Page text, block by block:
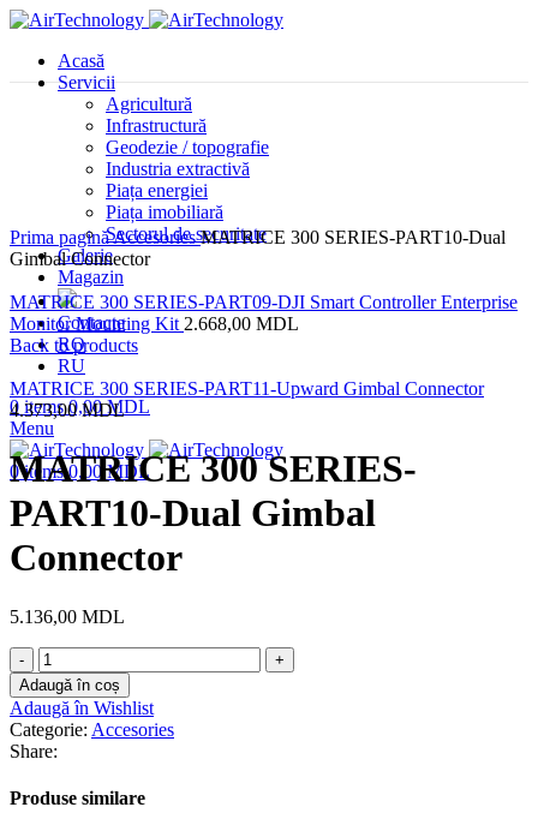
Acasă
Servicii
Agricultură
Infrastructură
Geodezie / topografie
Industria extractivă
Piața energiei
Piața imobiliară
Sectorul de securitate
Galerie
Magazin
Contacte
RO
RU
0 items 0,00MDL
Menu
0items 0,00MDL
Prima paginăAccesoriesMATRICE 300 SERIES-PART10-Dual
Gimbal Connector
MATRICE 300 SERIES-PART09-DJI Smart Controller Enterprise
Monitor Mounting Kit 2.668,00 MDL
Back to products
MATRICE 300 SERIES-PART11-Upward Gimbal Connector
4.373,00MDL
MATRICE 300 SERIES-
PART10-Dual Gimbal
Connector
5.136,00 MDL
Cantitate
MATRICE
300
SERIES-
PART10-
Dual
Gimbal
Connector
Adaugă în coș
Adaugă în Wishlist
Categorie: Accesories
Share:
Produse similare